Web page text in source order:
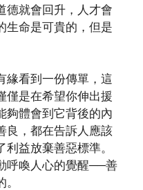
德就會回升，人才會
生命是可貴的，但是
緣看到一份傳單，這
僅是在希望你伸出援
夠體會到它背後的內
良，都在告訴人應該
益放棄善惡標準。
呼喚人心的覺醒──善